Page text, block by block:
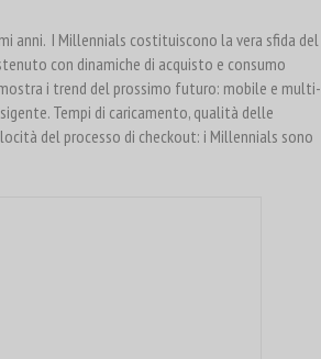
anni. I Millennials costituiscono la vera sfida del
con dinamiche di acquisto e consumo
i trend del prossimo futuro: mobile e multi-
Tempi di caricamento, qualità delle
del processo di checkout: i Millennials sono